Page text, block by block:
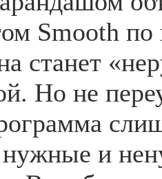
Smooth по
станет
Но не
нужные и